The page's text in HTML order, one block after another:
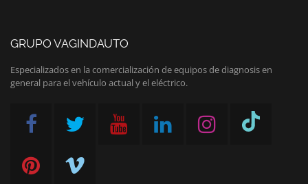
GRUPO VAGINDAUTO
Especializados en la comercialización de equipos de diagnosis en
general para el vehículo actual y el eléctrico.